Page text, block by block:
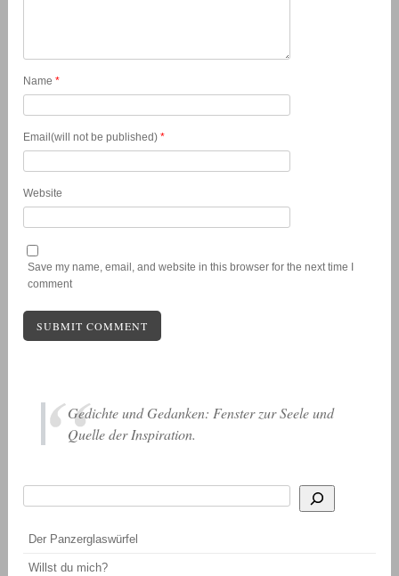
Name*
Email(will not be published)*
Website
Save my name, email, and website in this browser for the next time I
comment
Gedichte und Gedanken: Fenster zur Seele und
Quelle der Inspiration.
Der Panzerglaswürfel
Willst du mich?